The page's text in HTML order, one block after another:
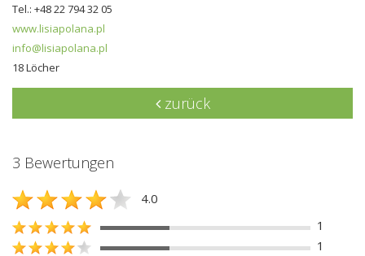
Tel.: +48 22 794 32 05
www.lisiapolana.pl
info@lisiapolana.pl
18 Löcher
zurück
3 Bewertungen
4.0
1
1